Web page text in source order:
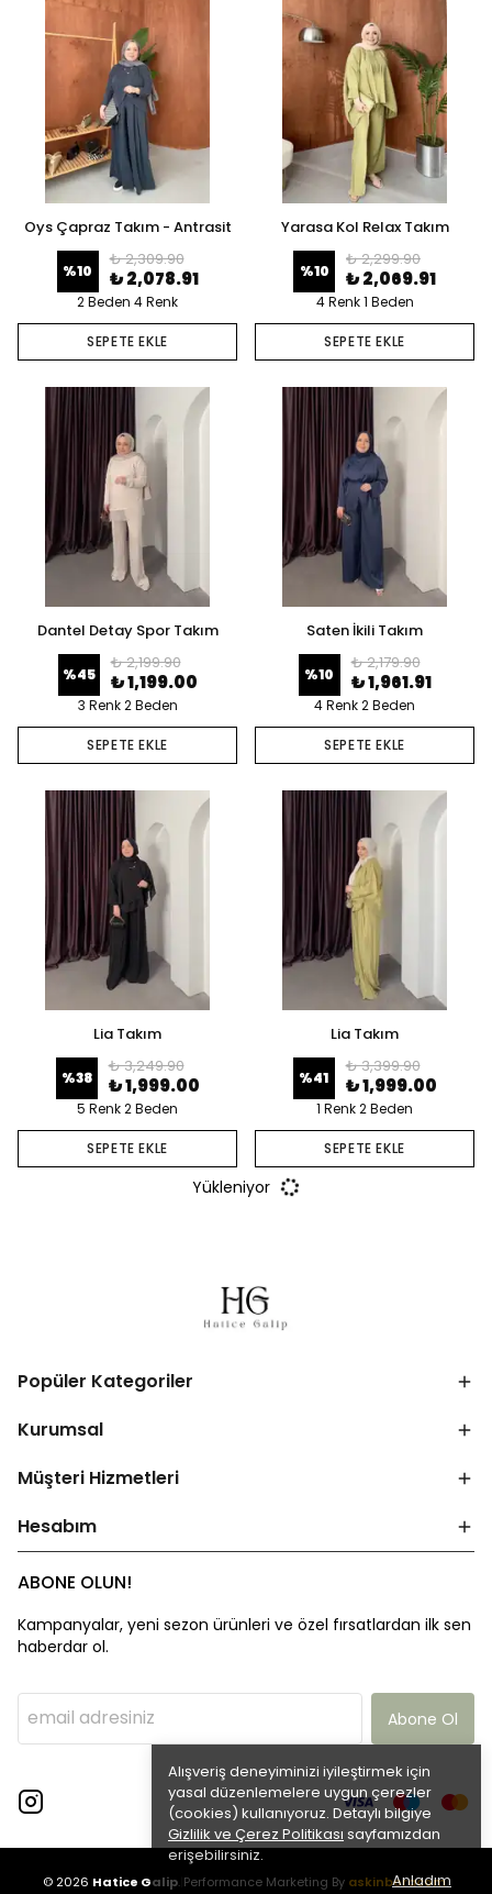
Alışveriş deneyiminizi iyileştirmek için
yasal düzenlemelere uygun çerezler
(cookies) kullanıyoruz. Detaylı bilgiye
Gizlilik ve Çerez Politikası sayfamızdan
erişebilirsiniz.
Anladım
Oys Çapraz Takım - Antrasit
%10
₺ 2,309.90
₺ 2,078.91
2 Beden 4 Renk
SEPETE EKLE
Yarasa Kol Relax Takım
%10
₺ 2,299.90
₺ 2,069.91
4 Renk 1 Beden
SEPETE EKLE
Dantel Detay Spor Takım
%45
₺ 2,199.90
₺ 1,199.00
3 Renk 2 Beden
SEPETE EKLE
Saten İkili Takım
%10
₺ 2,179.90
₺ 1,961.91
4 Renk 2 Beden
SEPETE EKLE
Lia Takım
%38
₺ 3,249.90
₺ 1,999.00
5 Renk 2 Beden
SEPETE EKLE
Lia Takım
%41
₺ 3,399.90
₺ 1,999.00
1 Renk 2 Beden
SEPETE EKLE
Yükleniyor
Popüler Kategoriler
Kurumsal
Müşteri Hizmetleri
Hesabım
ABONE OLUN!
Kampanyalar, yeni sezon ürünleri ve özel fırsatlardan ilk sen
haberdar ol.
Abone Ol
© 2026 Hatice Galip. Performance Marketing By askinboracom|